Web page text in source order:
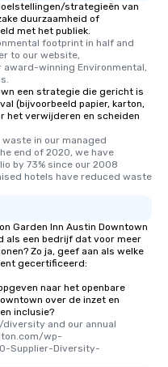
strategieën van
duurzaamheid of
met het publiek.
footprint in half and
to our website,
winning Environmental,
een strategie die gericht is
(bijvoorbeeld papier, karton,
het verwijderen en scheiden
in our managed
end of 2020, we have
by 73% since our 2008
hotels have reduced waste
Garden Inn Austin Downtown
een bedrijf dat voor meer
Zo ja, geef aan als welke
gecertificeerd:
naar het openbare
over de inzet en
inclusie?
and our annual
wp-
Supplier-Diversity-